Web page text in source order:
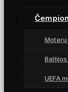
Moterų
UEFA
Istoriniame